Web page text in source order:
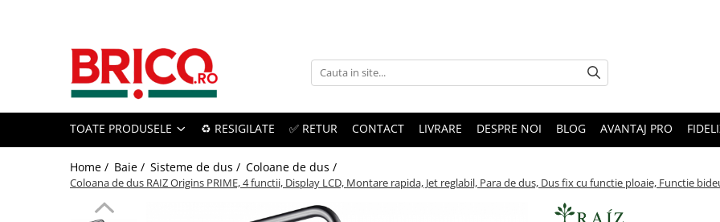
Toate Produsele
Baterii sanitare
TOATE PRODUSELE ♻️ RESIGILATE ✅ RETUR CONTACT LIVRARE DESPRE NOI BLOG AVANTAJ PRO
Home / Baie / Sisteme de dus / Coloane de dus /
Coloana de dus RAIZ Origins PRIME, 4 functii, Display LCD, Montare rapida, Jet reglabil, Para de dus, Dus fix cu functie ploaie, Functie